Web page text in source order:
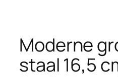
Moderne
staal 16,5